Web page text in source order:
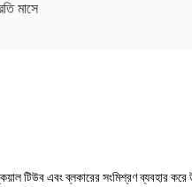
মাসে
টিউব এবং ব্লকারের সংমিশ্রণ ব্যবহার